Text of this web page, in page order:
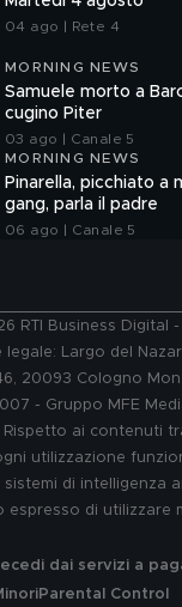
04 ago | Rete 4
MORNING NEWS
Samuele morto a
cugino Piter
03 ago | Canale 5
MORNING NEWS
Pinarella, picchiato a
gang, parla il padre
06 ago | Canale 5
RTI Business Digital -
legale: Largo del
20093 Cologno
- Gruppo MFE
ai contenuti
utilizzazione
di intelligenza
espresso di utilizzare
dai servizi a
Parental Control